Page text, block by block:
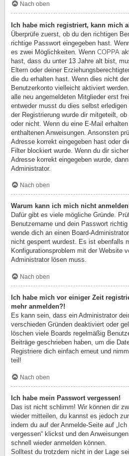
Nach oben
Ich habe mich registriert, kann mich
Überprüfe zuerst, ob du den richtigen
richtige Passwort eingegeben hast.
es zwei Möglichkeiten. Wenn COPPA
hast, dass du unter 13 Jahre alt bist,
Eltern oder deiner
die du erhalten hast. Wenn dies nicht
Benutzerkonto vielleicht aktiviert
alle neu angemeldeten Mitglieder erst
entweder musst du dies selbst
der Registrierung wurde dir mitgeteilt,
oder nicht. Wenn du eine E-Mail
enthaltenen Anweisungen. Ansonsten
Adresse korrekt eingegeben hast oder
Filter blockiert wurde. Wenn du dir
Adresse korrekt eingegeben wurde,
Administrator.
Nach oben
Warum kann ich mich nicht
Dafür gibt es viele mögliche Gründe.
Benutzername und dein Passwort
wende dich an einen Board-
nicht gesperrt wurdest. Es ist ebenfalls
Konfigurationsproblem mit der Website
Administrator lösen muss.
Nach oben
Ich habe mich vor einiger Zeit
mehr anmelden?!
Es kann sein, dass ein Administrator
verschieden Gründen deaktiviert oder
löschen viele Boards regelmäßig
Beiträge geschrieben haben, um die
Registriere dich einfach erneut und
teil!
Nach oben
Ich habe mein Passwort vergessen!
Das ist nicht schlimm! Wir können dir
wieder mitteilen, du kannst es jedoch
indem du auf der Anmelde-Seite auf
vergessen“ klickst und den
schnell wieder anmelden können.
Solltest du trotzdem nicht in der Lage